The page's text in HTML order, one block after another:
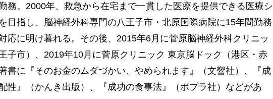
務。2000年、救急から在宅まで一貫した医療を提供できる医療シ
目指し、脳神経外科専門の八王子市・北原国際病院に15年間勤務
応に明け暮れる。その後、2015年6月に菅原脳神経外科クリニッ
子市）、2019年10月に菅原クリニック 東京脳ドック（港区・赤
書に『そのお金のムダづかい、やめられます』（文響社）、『成
性』（かんき出版）、『成功の食事法』（ポプラ社）などがあ